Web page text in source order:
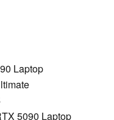
Laptop
5090 Laptop